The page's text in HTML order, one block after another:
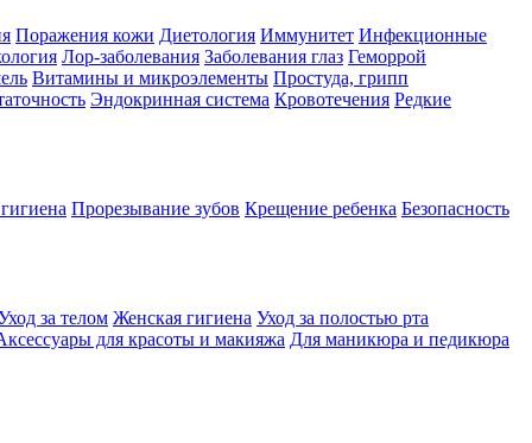
Поражения кожи Диетология Иммунитет Инфекционные
Лор-заболевания Заболевания глаз Геморрой
Витамины и микроэлементы Простуда, грипп
Эндокринная система Кровотечения Редкие
Прорезывание зубов Крещение ребенка Безопасность
за телом Женская гигиена Уход за полостью рта
для красоты и макияжа Для маникюра и педикюра